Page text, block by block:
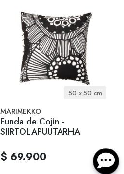
50 x 50 cm
MARIMEKKO
Funda de Cojin -
SIIRTOLAPUUTARHA
$ 69.900